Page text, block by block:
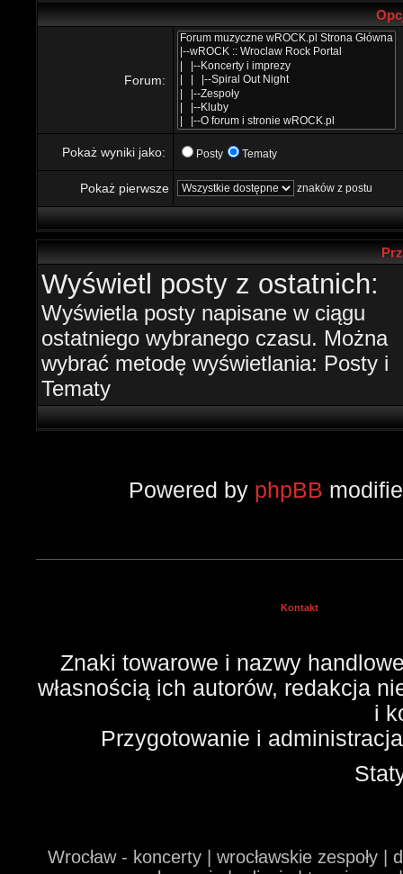
Forum:
Pokaż wyniki jako: Posty Tematy
Pokaż pierwsze znaków z postu
Wyświetl posty z ostatnich:
Wyświetla posty napisane w ciągu
ostatniego wybranego czasu. Można
wybrać metodę wyświetlania: Posty i
Tematy
Powered by phpBB
Kontakt
Znaki towarowe i nazwy
własnością ich autorów, redakcja
i
Przygotowanie i
Wrocław - koncerty | wrocławskie zespoły